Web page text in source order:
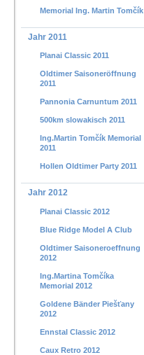
Memorial Ing. Martin Tomčík
Jahr 2011
Planai Classic 2011
Oldtimer Saisoneröffnung
2011
Pannonia Carnuntum 2011
500km slowakisch 2011
Ing.Martin Tomčík Memorial
2011
Hollen Oldtimer Party 2011
Jahr 2012
Planai Classic 2012
Blue Ridge Model A Club
Oldtimer Saisoneroeffnung
2012
Ing.Martina Tomčíka
Memorial 2012
Goldene Bänder Piešťany
2012
Ennstal Classic 2012
Caux Retro 2012